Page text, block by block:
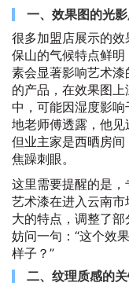
一、效果图的光
很多加盟店展示的
保山的气候特点鲜
素会显著影响艺术漆
的产品，在效果图
中，可能因湿度影
地老师傅透露，他见
但业主家是西晒房
焦躁刺眼。
这里需要提醒的是
艺术漆在进入云南
大的特点，调整了
妨问一句：“这个效
样子？”
二、纹理质感的